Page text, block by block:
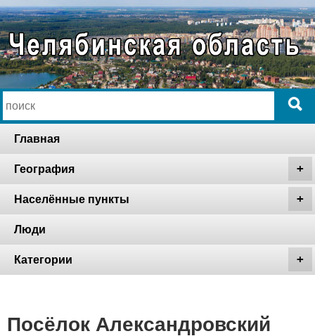
Главная
География
Населённые пункты
Люди
Категории
Посёлок Александровский